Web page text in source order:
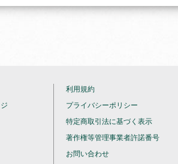
利用規約
プライバシーポリシー
特定商取引法に基づく表示
著作権等管理事業者許諾番号
お問い合わせ